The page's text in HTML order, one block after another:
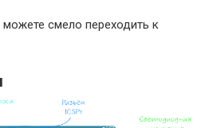
смело переходить к